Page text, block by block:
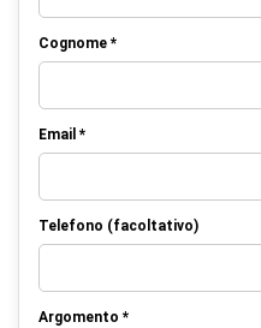
Cognome *
Email *
Telefono (facoltativo)
Argomento *